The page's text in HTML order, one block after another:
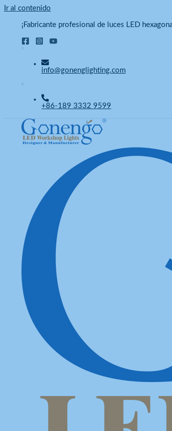
Ir al contenido
¡Fabricante profesional de luces LED
info@gonenglighting.com
+86-189 3332 9599